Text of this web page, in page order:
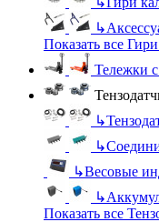
↳
Показать все
Тележки
↳
↳
↳Весовые
↳
Показать все